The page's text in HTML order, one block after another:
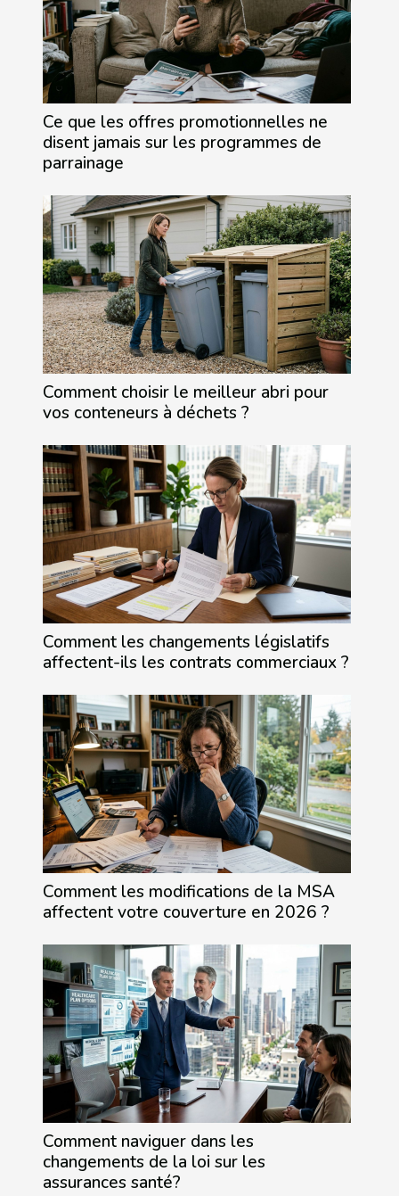
Ce que les offres promotionnelles ne
disent jamais sur les programmes de
parrainage
Comment choisir le meilleur abri pour
vos conteneurs à déchets ?
Comment les changements législatifs
affectent-ils les contrats commerciaux ?
Comment les modifications de la MSA
affectent votre couverture en 2026 ?
Comment naviguer dans les
changements de la loi sur les
assurances santé?